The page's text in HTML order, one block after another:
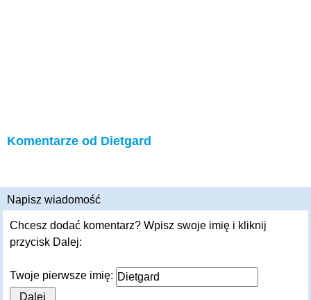
Komentarze od Dietgard
Napisz wiadomość
Chcesz dodać komentarz? Wpisz swoje imię i kliknij
przycisk Dalej:
Twoje pierwsze imię: